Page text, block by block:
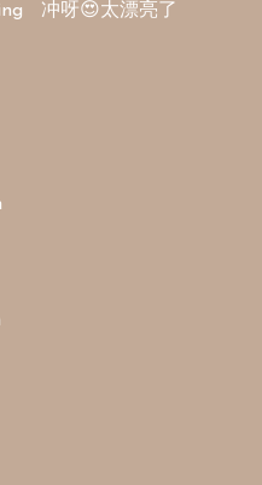
冲呀😍太漂亮了